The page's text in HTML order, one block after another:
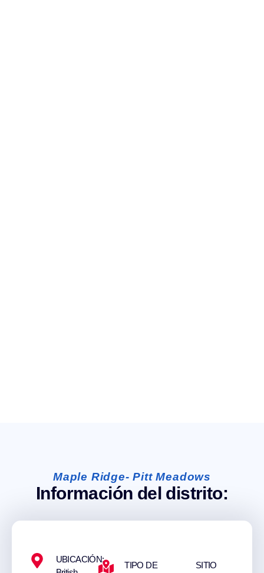
Maple Ridge- Pitt Meadows
Información del distrito:
UBICACIÓN:
TIPO DE SITIO